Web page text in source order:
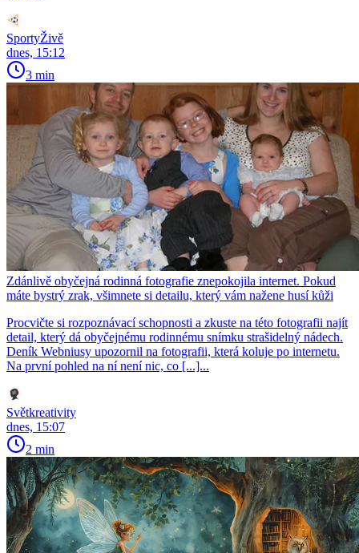
SportyŽivě
dnes, 15:12
3 min
Zdánlivě obyčejná rodinná fotografie znepokojila internet. Pokud
máte bystrý zrak, všimnete si detailu, který vám nažene husí kůži
Procvičte si rozpoznávací schopnosti a zkuste na této fotografii najít
detail, který dá obyčejnému rodinnému snímku strašidelný nádech.
Deník Webniusy upozornil na fotografii, která koluje po internetu.
Na první pohled na ní není nic, co [...]...
Světkreativity
dnes, 15:07
2 min